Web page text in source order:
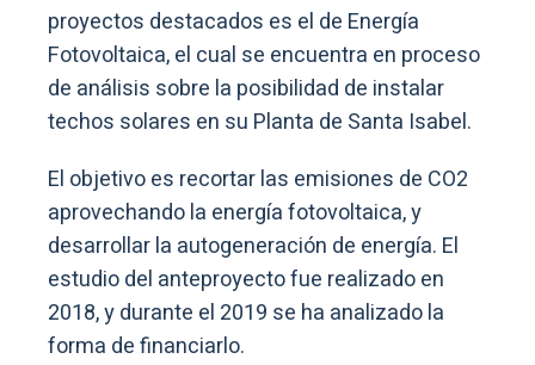
proyectos destacados es el de Energía
Fotovoltaica, el cual se encuentra en proceso
de análisis sobre la posibilidad de instalar
techos solares en su Planta de Santa Isabel.
El objetivo es recortar las emisiones de CO2
aprovechando la energía fotovoltaica, y
desarrollar la autogeneración de energía. El
estudio del anteproyecto fue realizado en
2018, y durante el 2019 se ha analizado la
forma de financiarlo.